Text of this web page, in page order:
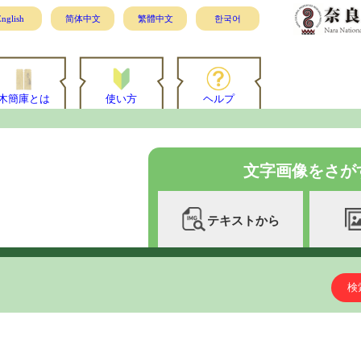
简体中文 繁體中文 한국어
簡庫とは 使い方 ヘルプ
文字画像をさが
テキストから
検